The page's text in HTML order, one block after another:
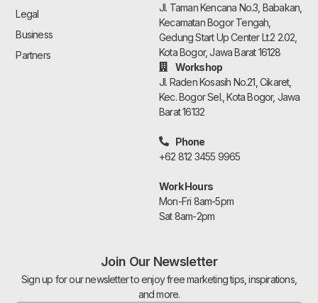
Legal
Business
Partners
Jl. Taman Kencana No.3, Babakan,
Kecamatan Bogor Tengah,
Gedung Start Up Center Lt.2 2.02,
Kota Bogor, Jawa Barat 16128
Workshop
Jl. Raden Kosasih No.21, Cikaret,
Kec. Bogor Sel., Kota Bogor, Jawa
Barat 16132
Phone
+62 812 3455 9965
Work Hours
Mon-Fri 8am-5pm
Sat 8am-2pm
Join Our Newsletter
Sign up for our newsletter to enjoy free marketing tips, inspirations,
and more.